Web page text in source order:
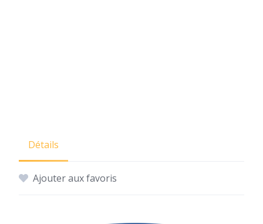
Détails
Ajouter aux favoris